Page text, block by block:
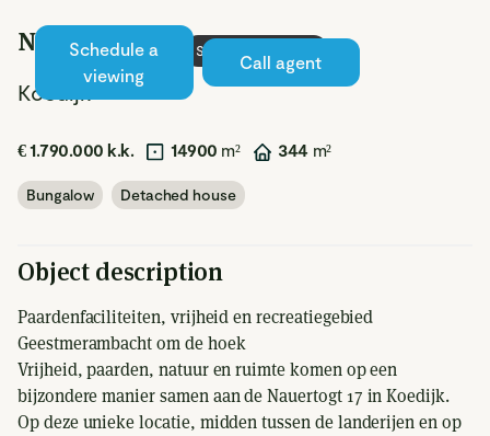
Schedule a
viewing
Call agent
Nauertogt 17 Sold under reserve
Koedijk
€ 1.790.000 k.k. 14900 m² 344m²
Bungalow Detached house
Object description
Paardenfaciliteiten, vrijheid en recreatiegebied
Geestmerambacht om de hoek
Vrijheid, paarden, natuur en ruimte komen op een
bijzondere manier samen aan de Nauertogt 17 in Koedijk.
Op deze unieke locatie, midden tussen de landerijen en op